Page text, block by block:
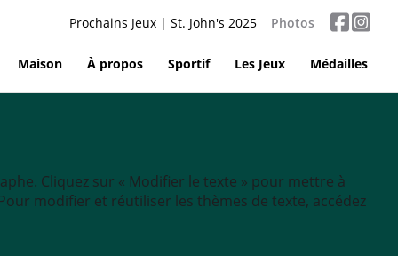
Prochains Jeux | St. John's 2025 Photos
Maison À propos Sportif Les Jeux Médailles
Cliquez sur « Modifier le texte » pour mettre à
modifier et réutiliser les thèmes de texte, accédez